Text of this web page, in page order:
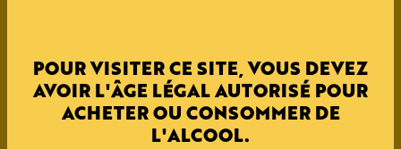
APPELLATION
IGP Côtes de Gascogne
POUR VISITER CE SITE, VOUS DEVEZ
AVOIR L'ÂGE LÉGAL AUTORISÉ POUR
ACHETER OU CONSOMMER DE
L'ALCOOL.